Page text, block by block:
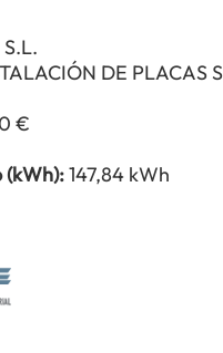
DE PLACAS
€
(kWh):147,84 kWh